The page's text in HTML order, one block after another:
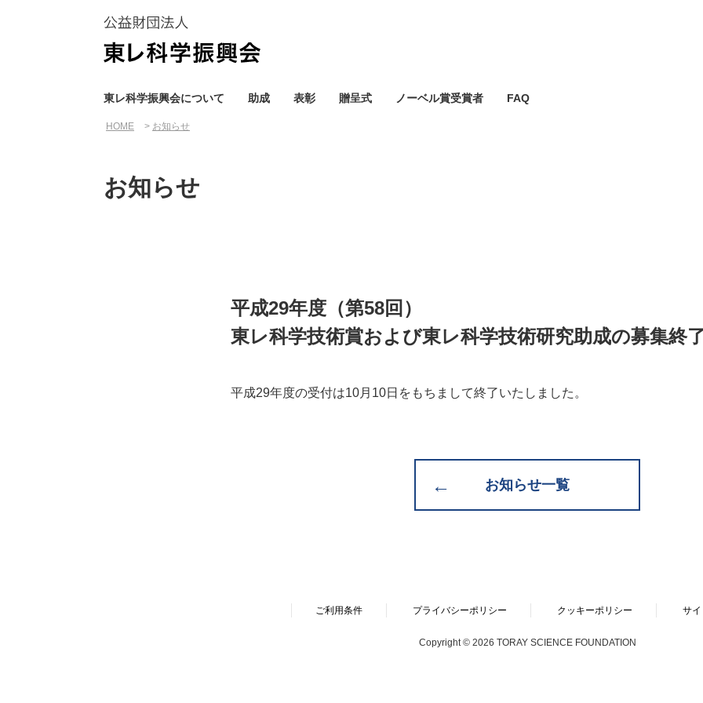
東レ科学振興会について 助成 表彰 贈呈式 ノーベル賞受賞者 FAQ
HOME お知らせ
お知らせ
平成29年度（第58回）
東レ科学技術賞および東レ科学技術研究助成の募集終
平成29年度の受付は10月10日をもちまして終了いたしました。
お知らせ一覧
ご利用条件 プライバシーポリシー クッキーポリシー サ
Copyright © 2026 TORAY SCIENCE FOUNDATION